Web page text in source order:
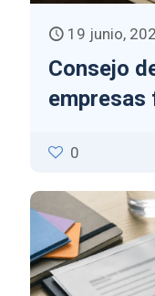
19 junio,
Consejo
empresas
0